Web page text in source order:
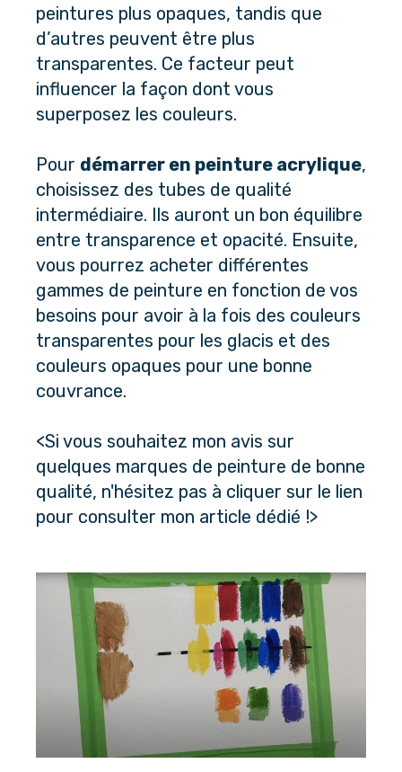
peintures plus opaques, tandis que
d’autres peuvent être plus
transparentes. Ce facteur peut
influencer la façon dont vous
superposez les couleurs.
Pour démarrer en peinture acrylique,
choisissez des tubes de qualité
intermédiaire. Ils auront un bon équilibre
entre transparence et opacité. Ensuite,
vous pourrez acheter différentes
gammes de peinture en fonction de vos
besoins pour avoir à la fois des couleurs
transparentes pour les glacis et des
couleurs opaques pour une bonne
couvrance.
<Si vous souhaitez mon avis sur
quelques marques de peinture de bonne
qualité, n'hésitez pas à cliquer sur le lien
pour consulter mon article dédié !>